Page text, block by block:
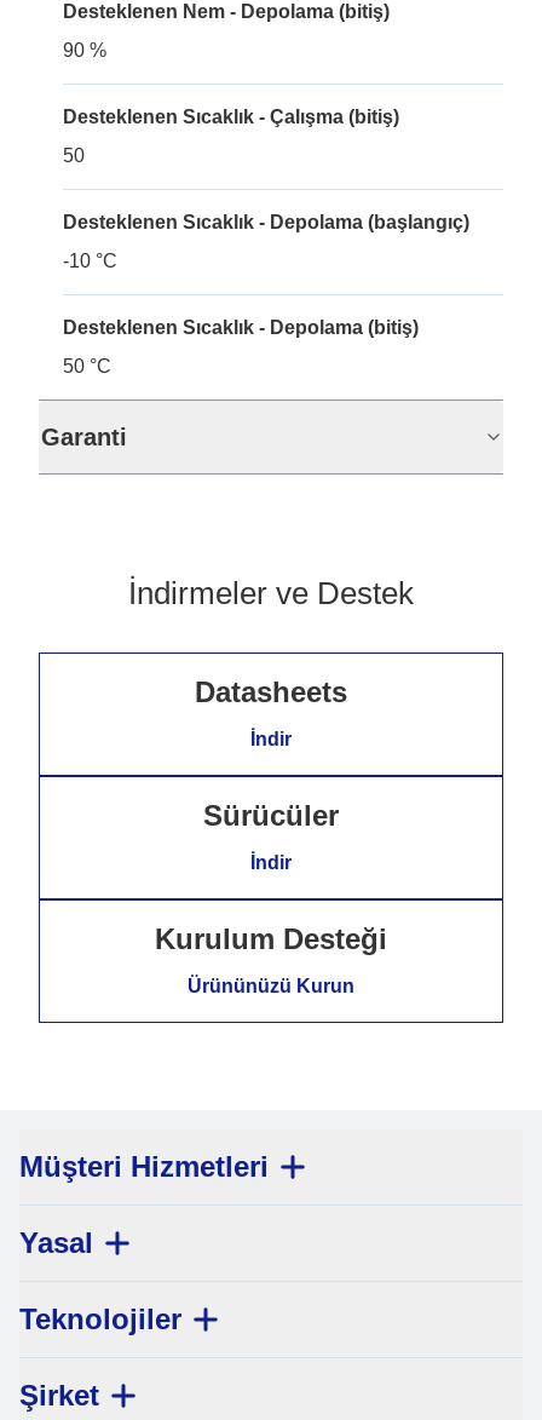
Desteklenen Nem - Depolama (bitiş)
90 %
Desteklenen Sıcaklık - Çalışma (bitiş)
50
Desteklenen Sıcaklık - Depolama (başlangıç)
-10 °C
Desteklenen Sıcaklık - Depolama (bitiş)
50 °C
Garanti
İndirmeler ve Destek
Datasheets
İndir
Sürücüler
İndir
Kurulum Desteği
Ürününüzü Kurun
Müşteri Hizmetleri
Yasal
Teknolojiler
Şirket